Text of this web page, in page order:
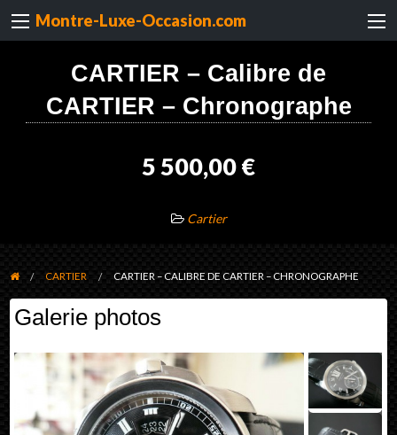
Montre-Luxe-Occasion.com
CARTIER – Calibre de
CARTIER – Chronographe
5 500,00 €
Cartier
CARTIER CARTIER – CALIBRE DE CARTIER – CHRONOGRAPHE
Galerie photos